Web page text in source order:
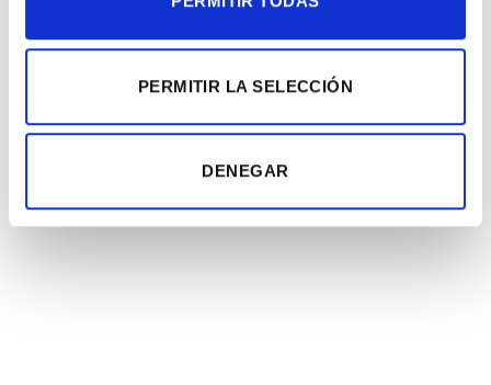
PERMITIR LA SELECCIÓN
DENEGAR
PRODUCTOS RELACIONADOS
Añadir
Añadir